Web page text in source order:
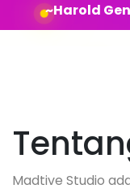
~Harold
Madtive Studio